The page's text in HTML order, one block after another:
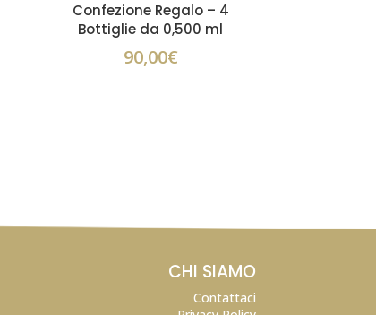
Confezione Regalo – 4
Bottiglie da 0,500 ml
90,00€
CHI SIAMO
Contattaci